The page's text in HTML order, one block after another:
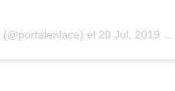
(@portalenlace) el 20 Jul, 2019 a las 6:37 PDT